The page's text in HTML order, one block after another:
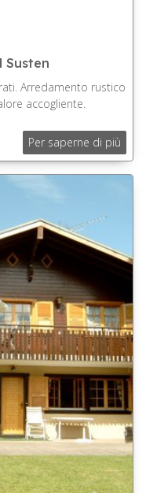
Susten
Arredamento rustico
accogliente.
Per saperne di più